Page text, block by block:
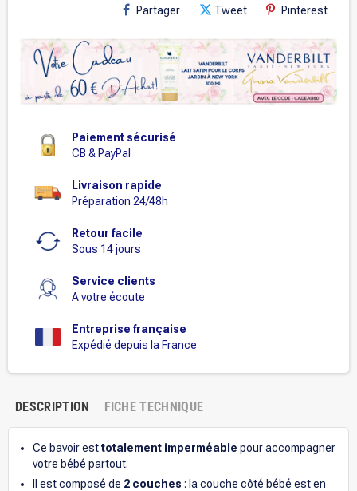
Partager Tweet Pinterest
Paiement sécurisé
CB & PayPal
Livraison rapide
Préparation 24/48h
Retour facile
Sous 14 jours
Service clients
A votre écoute
Entreprise française
Expédié depuis la France
DESCRIPTION FICHE TECHNIQUE
Ce bavoir esttotalement imperméable pour accompagner
votre bébé partout.
Il est composé de 2 couches : la couche côté bébé est en